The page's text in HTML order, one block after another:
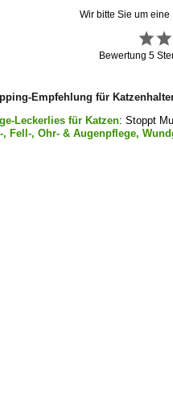
Wir bitte Sie um
Bewertung5
Empfehlung für
Leckerlies für Katzen: Stoppt
, Fell-, Ohr- & Augenpflege,